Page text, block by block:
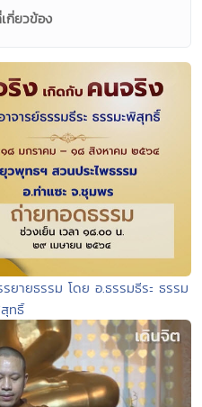
กี่ยวข้อง
ยายธรรม โดย อ.ธรรมธีระ ธรรม
ทธิ์